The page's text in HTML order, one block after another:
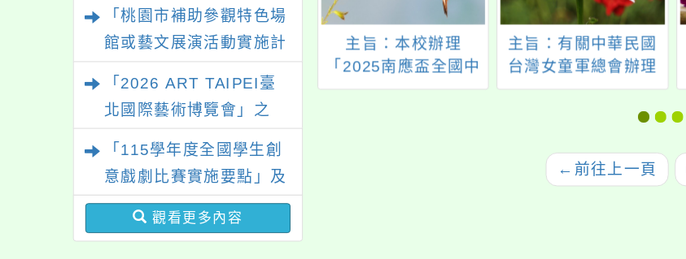
「桃園市補助參觀特色場
館或藝文展演活動實施計
「2026 ART TAIPEI臺
北國際藝術博覽會」之
「115學年度全國學生創
意戲劇比賽實施要點」及
修正內容對照表
觀看更多內容
有關桃園市童
野全市童軍大
請鼓勵所屬踴
主旨：檢送「114學年
比賽實施要點」1份，
請查照。
主旨：本校辦理
「2025南應盃全國中
等學校街舞與啦啦舞
主旨：有關中華民國
台灣女童軍總會辦理
「115年度表揚全國績
優女童軍團」實施辦
者踴躍報名參加，請
查 照。
← 前往上一頁